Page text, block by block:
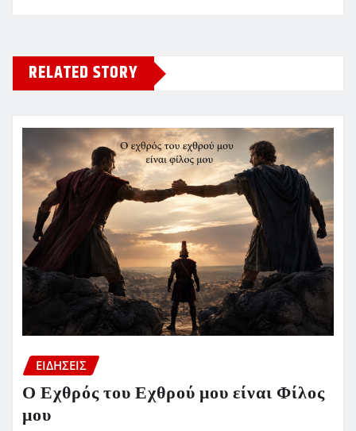
RELATED STORY
ΕΙΔΗΣΕΙΣ
Ο Εχθρός του Εχθρού μου είναι Φίλος
μου